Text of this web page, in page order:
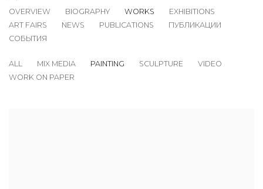
OVERVIEW
BIOGRAPHY WORKS
EXHIBITIONS
ART FAIRS
NEWS PUBLICATIONS
ПУБЛИКАЦИИ
СОБЫТИЯ
ALL MIX MEDIA PAINTING SCULPTURE
VIDEO
WORK ON PAPER